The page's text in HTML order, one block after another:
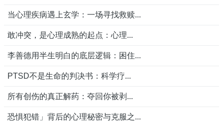
当心理疾病遇上玄学：一场寻找救赎...
敢冲突，是心理成熟的起点：心理...
李善德用半生明白的底层逻辑：困住...
PTSD不是生命的判决书：科学疗...
所有创伤的真正解药：夺回你被剥...
恐惧犯错」背后的心理秘密与克服之...